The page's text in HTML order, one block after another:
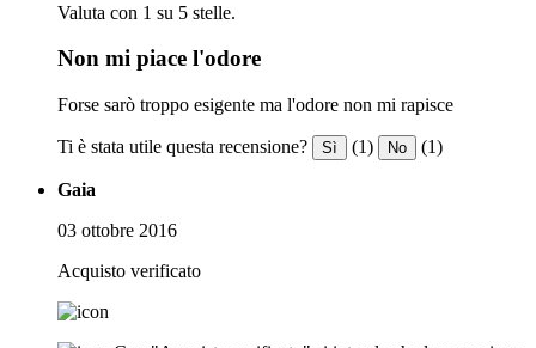
Valuta con 1 su 5 stelle.
Non mi piace l'odore
Forse sarò troppo esigente ma l'odore non mi rapisce
Ti è stata utile questa recensione? Sì (1) No (1)
Gaia
03 ottobre 2016
Acquisto verificato